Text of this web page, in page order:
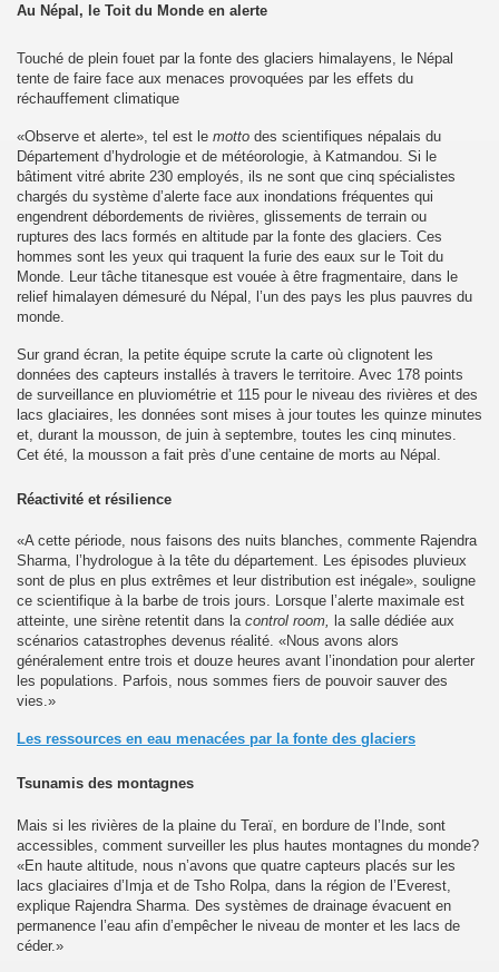
Au Népal, le Toit du Monde en alerte
Touché de plein fouet par la fonte des glaciers himalayens, le Népal
tente de faire face aux menaces provoquées par les effets du
réchauffement climatique
«Observe et alerte», tel est le motto des scientifiques népalais du
Département d’hydrologie et de météorologie, à Katmandou. Si le
bâtiment vitré abrite 230 employés, ils ne sont que cinq spécialistes
chargés du système d’alerte face aux inondations fréquentes qui
engendrent débordements de rivières, glissements de terrain ou
ruptures des lacs formés en altitude par la fonte des glaciers. Ces
hommes sont les yeux qui traquent la furie des eaux sur le Toit du
Monde. Leur tâche titanesque est vouée à être fragmentaire, dans le
relief himalayen démesuré du Népal, l’un des pays les plus pauvres du
monde.
Sur grand écran, la petite équipe scrute la carte où clignotent les
données des capteurs installés à travers le territoire. Avec 178 points
de surveillance en pluviométrie et 115 pour le niveau des rivières et des
lacs glaciaires, les données sont mises à jour toutes les quinze minutes
et, durant la mousson, de juin à septembre, toutes les cinq minutes.
Cet été, la mousson a fait près d’une centaine de morts au Népal.
Réactivité et résilience
«A cette période, nous faisons des nuits blanches, commente Rajendra
Sharma, l’hydrologue à la tête du département. Les épisodes pluvieux
sont de plus en plus extrêmes et leur distribution est inégale», souligne
ce scientifique à la barbe de trois jours. Lorsque l’alerte maximale est
atteinte, une sirène retentit dans la control room, la salle dédiée aux
scénarios catastrophes devenus réalité. «Nous avons alors
généralement entre trois et douze heures avant l’inondation pour alerter
les populations. Parfois, nous sommes fiers de pouvoir sauver des
vies.»
Les ressources en eau menacées par la fonte des glaciers
Tsunamis des montagnes
Mais si les rivières de la plaine du Teraï, en bordure de l’Inde, sont
accessibles, comment surveiller les plus hautes montagnes du monde?
«En haute altitude, nous n’avons que quatre capteurs placés sur les
lacs glaciaires d’Imja et de Tsho Rolpa, dans la région de l’Everest,
explique Rajendra Sharma. Des systèmes de drainage évacuent en
permanence l’eau afin d’empêcher le niveau de monter et les lacs de
céder.»
Tibet 2021
aux dons 8 Septembre 2021
le 10 Mars 2022